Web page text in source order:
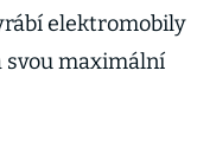
elektromobily
svou maximální